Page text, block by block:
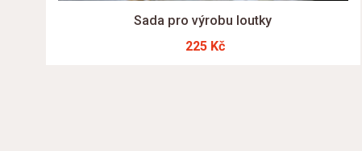
Sada pro výrobu loutky
225 Kč